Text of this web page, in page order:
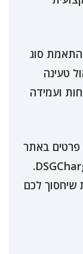
סוג
טעינה
ועמידה
פרטים באתר
או צרו קשר עם צוות המומחים של DSGCharge.
שיחסוך לכם